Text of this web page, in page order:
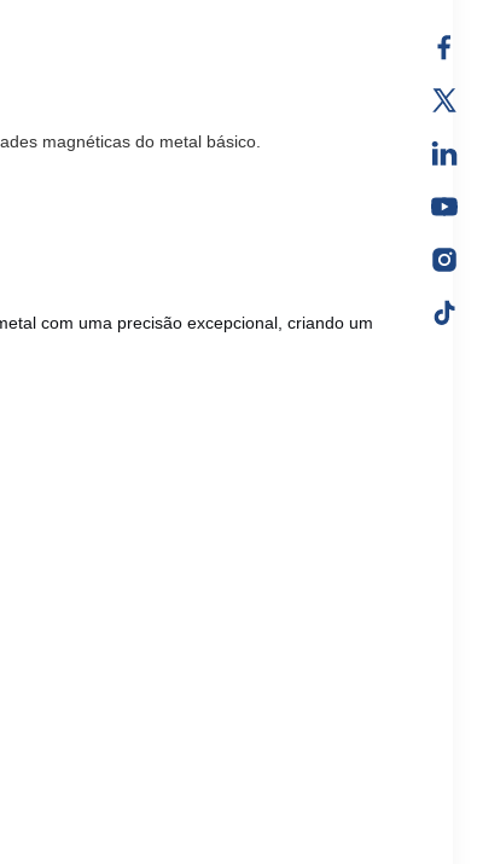
magnéticas do metal básico.
com uma precisão excepcional, criando um